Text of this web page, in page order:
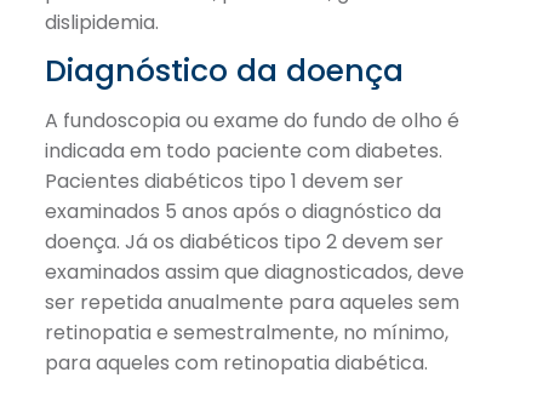
dislipidemia.
Diagnóstico da doença
A fundoscopia ou exame do fundo de olho é
indicada em todo paciente com diabetes.
Pacientes diabéticos tipo 1 devem ser
examinados 5 anos após o diagnóstico da
doença. Já os diabéticos tipo 2 devem ser
examinados assim que diagnosticados, deve
ser repetida anualmente para aqueles sem
retinopatia e semestralmente, no mínimo,
para aqueles com retinopatia diabética.